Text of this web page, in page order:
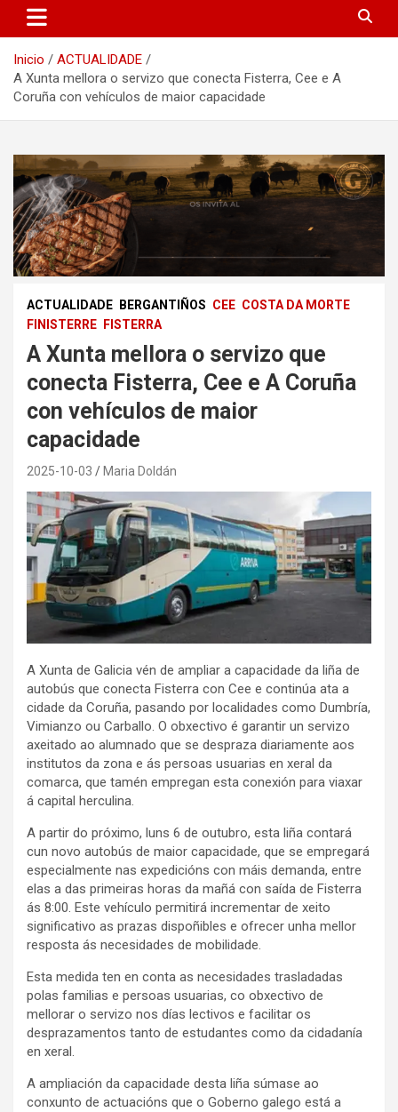
Inicio
ACTUALIDADE
A Xunta mellora o servizo que conecta Fisterra, Cee e A
Coruña con vehículos de maior capacidade
ACTUALIDADE BERGANTIÑOS CEE COSTA DA MORTE
FINISTERRE
FISTERRA
A Xunta mellora o servizo que
conecta Fisterra, Cee e A Coruña
con vehículos de maior
capacidade
2025-10-03 Maria Doldán
A Xunta de Galicia vén de ampliar a capacidade da liña de
autobús que conecta Fisterra con Cee e continúa ata a
cidade da Coruña, pasando por localidades como Dumbría,
Vimianzo ou Carballo. O obxectivo é garantir un servizo
axeitado ao alumnado que se despraza diariamente aos
institutos da zona e ás persoas usuarias en xeral da
comarca, que tamén empregan esta conexión para viaxar
á capital herculina.
A partir do próximo, luns 6 de outubro, esta liña contará
cun novo autobús de maior capacidade, que se empregará
especialmente nas expedicións con máis demanda, entre
elas a das primeiras horas da mañá con saída de Fisterra
ás 8:00. Este vehículo permitirá incrementar de xeito
significativo as prazas dispoñibles e ofrecer unha mellor
resposta ás necesidades de mobilidade.
Esta medida ten en conta as necesidades trasladadas
polas familias e persoas usuarias, co obxectivo de
mellorar o servizo nos días lectivos e facilitar os
desprazamentos tanto de estudantes como da cidadanía
en xeral.
A ampliación da capacidade desta liña súmase ao
conxunto de actuacións que o Goberno galego está a